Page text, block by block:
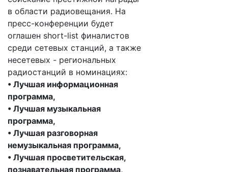
в области радиовещания. На
пресс-конференции будет
оглашен short-list финалистов
среди сетевых станций, а также
несетевых - региональных
радиостанций в номинациях:
• Лучшая информационная
программа,
• Лучшая музыкальная
программа,
• Лучшая разговорная
немузыкальная программа,
• Лучшая просветительская,
познавательная программа,